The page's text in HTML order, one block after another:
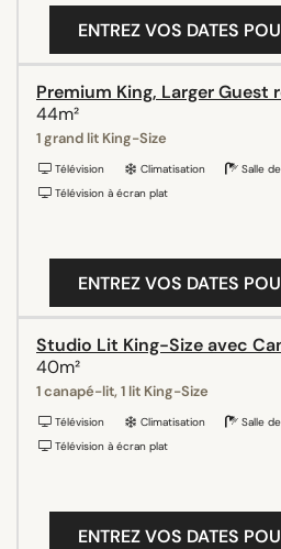
ENTREZ VOS DATES
Premium King, Larger Guest
44m²
1 grand lit King-Size
Télévision Climatisation
Salle
Télévision à écran plat
ENTREZ VOS DATES
Studio Lit King-Size avec
40m²
1 canapé-lit, 1 lit King-Size
Télévision Climatisation
Salle
Télévision à écran plat
ENTREZ VOS DATES